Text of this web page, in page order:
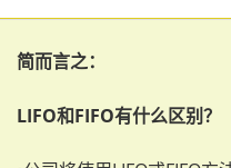
简而言之：
LIFO和FIFO有什么区别？